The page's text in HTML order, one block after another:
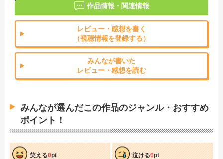
作品情報・関連情報
レビュー・感想を書く
（視聴情報を登録する）
みんなが書いた
レビュー・感想を読む
みんなが選んだこの作品のジャンル・おすすめ
ポイント！
笑える0pt 泣ける0pt